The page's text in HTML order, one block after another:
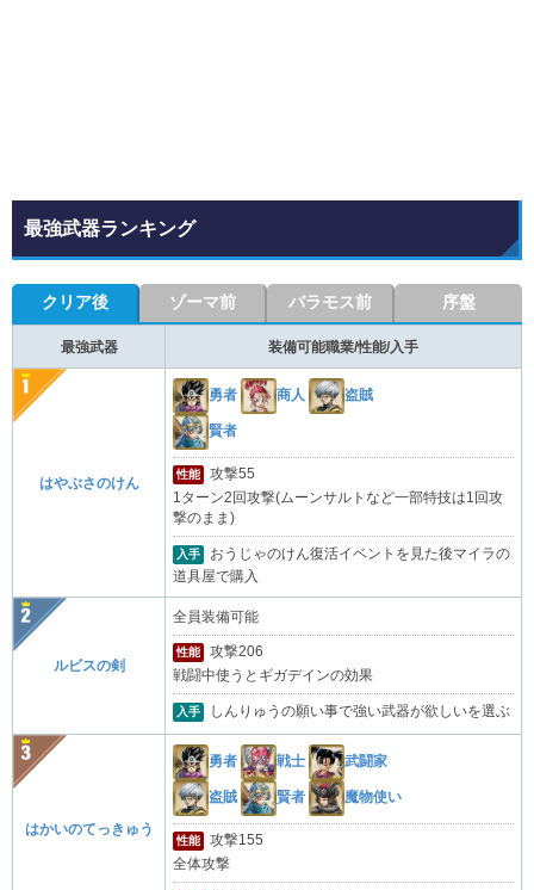
最強武器ランキング
クリア後 ゾーマ前 バラモス前 序盤
最強武器 装備可能職業/性能/入手
はやぶさのけん
勇者 商人 盗賊
賢者
性能
攻撃55
1ターン2回攻撃(ムーンサルトなど一部特技は1回攻
撃のまま)
入手
おうじゃのけん復活イベントを見た後マイラの
道具屋で購入
ルビスの剣
全員装備可能
性能
攻撃206
戦闘中使うとギガデインの効果
入手 しんりゅうの願い事で強い武器が欲しいを選ぶ
はかいのてっきゅう
勇者 戦士 武闘家
盗賊 賢者 魔物使い
性能
攻撃155
全体攻撃